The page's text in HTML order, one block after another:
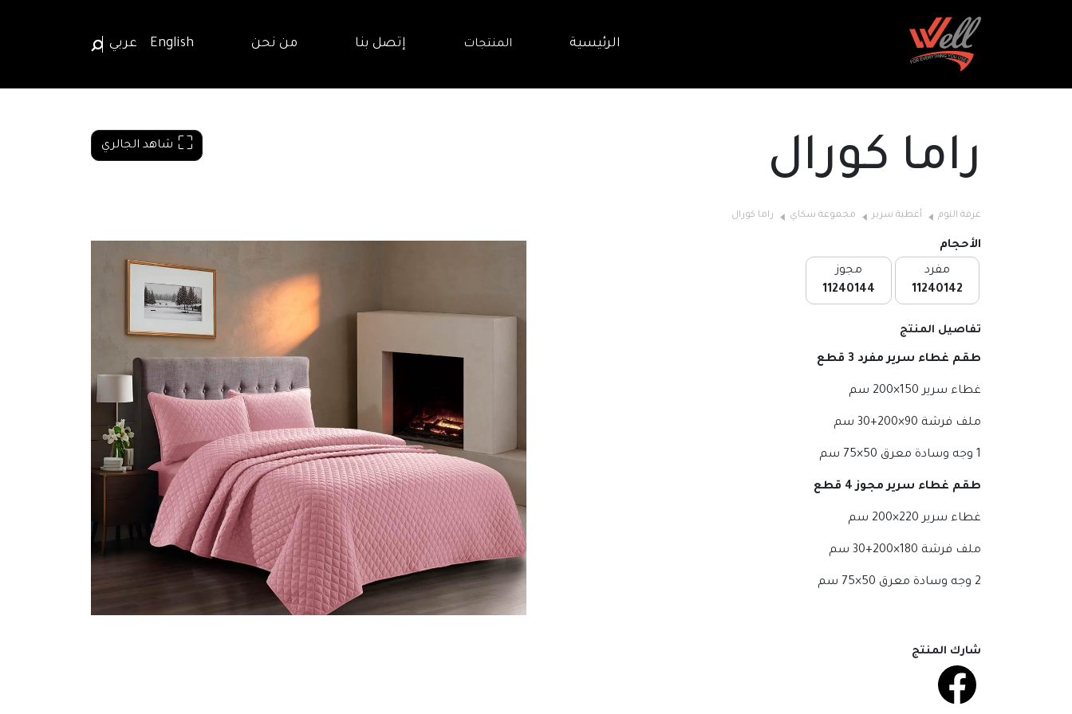
الرئيسية المنتجات إتصل بنا من نحن English عربي
راما كورال
غرفة النوم أغطية سرير مجموعة سكاي راما كورال
الأحجام
مفرد
11240142
مجوز
11240144
تفاصيل المنتج
طقم غطاء سرير مفرد 3 قطع
غطاء سرير 150×200 سم
ملف فرشة 90×200+30 سم
1 وجه وسادة معرق 50×75 سم
طقم غطاء سرير مجوز 4 قطع
غطاء سرير 220×200 سم
ملف فرشة 180×200+30 سم
2 وجه وسادة معرق 50×75 سم
شارك المنتج
شاهد الجالري